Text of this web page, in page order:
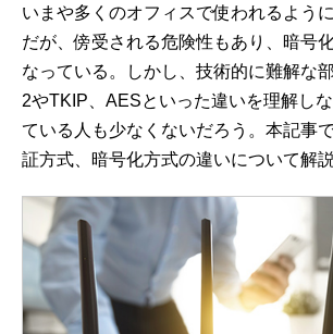
いまや多くのオフィスで使われるよう
だが、傍受される危険性もあり、暗号
なっている。しかし、技術的に難解な
2やTKIP、AESといった違いを理解し
ている人も少なくないだろう。本記事
証方式、暗号化方式の違いについて解説